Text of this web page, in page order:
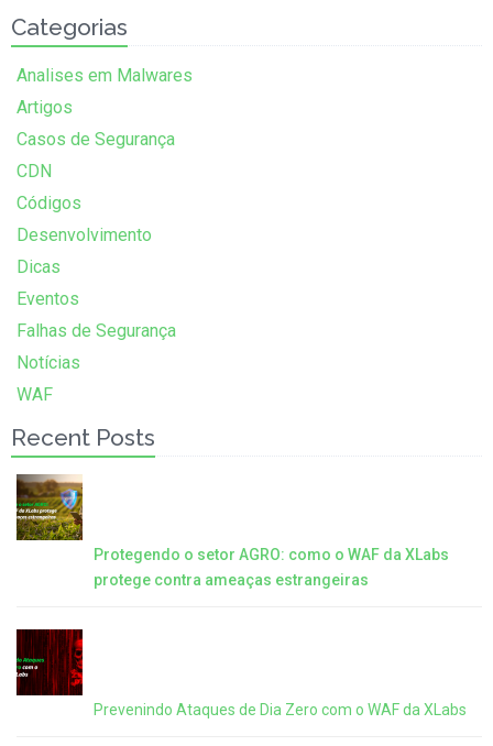
Categorias
Analises em Malwares
Artigos
Casos de Segurança
CDN
Códigos
Desenvolvimento
Dicas
Eventos
Falhas de Segurança
Notícias
WAF
Recent Posts
Protegendo o setor AGRO: como o WAF da XLabs
protege contra ameaças estrangeiras
Prevenindo Ataques de Dia Zero com o WAF da XLabs